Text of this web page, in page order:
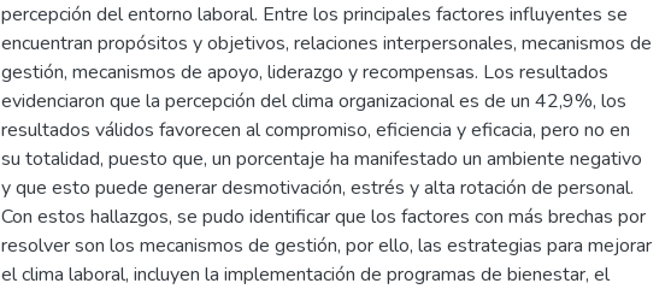
percepción del entorno laboral. Entre los principales factores influyentes se
encuentran propósitos y objetivos, relaciones interpersonales, mecanismos de
gestión, mecanismos de apoyo, liderazgo y recompensas. Los resultados
evidenciaron que la percepción del clima organizacional es de un 42,9%, los
resultados válidos favorecen al compromiso, eficiencia y eficacia, pero no en
su totalidad, puesto que, un porcentaje ha manifestado un ambiente negativo
y que esto puede generar desmotivación, estrés y alta rotación de personal.
Con estos hallazgos, se pudo identificar que los factores con más brechas por
resolver son los mecanismos de gestión, por ello, las estrategias para mejorar
el clima laboral, incluyen la implementación de programas de bienestar, el